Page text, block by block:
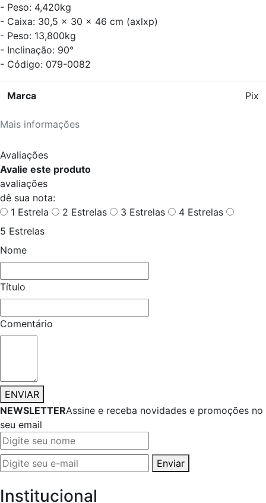
- Peso: 4,420kg
- Caixa: 30,5 x 30 x 46 cm (axlxp)
- Peso: 13,800kg
- Inclinação: 90°
- Código: 079-0082
Mais informações
Marca Pix
Avaliações
Avalie este produto
avaliações
dê sua nota:
1 Estrela
2 Estrelas 3 Estrelas
4 Estrelas
5 Estrelas
Nome
Título
Comentário
ENVIAR
NEWSLETTERAssine e receba novidades e promoções no
seu email
Enviar
Institucional